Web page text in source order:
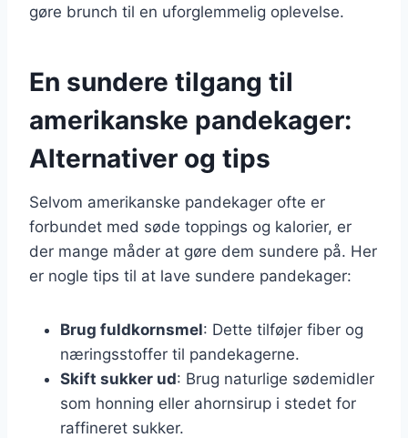
gøre brunch til en uforglemmelig oplevelse.
En sundere tilgang til
amerikanske pandekager:
Alternativer og tips
Selvom amerikanske pandekager ofte er
forbundet med søde toppings og kalorier, er
der mange måder at gøre dem sundere på. Her
er nogle tips til at lave sundere pandekager:
Brug fuldkornsmel: Dette tilføjer fiber og
næringsstoffer til pandekagerne.
Skift sukker ud: Brug naturlige sødemidler
som honning eller ahornsirup i stedet for
raffineret sukker.